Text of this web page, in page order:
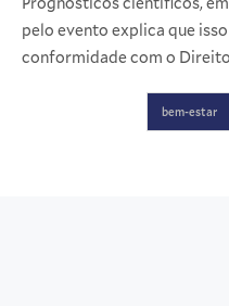
pelo evento explica que
conformidade com o
bem-estar